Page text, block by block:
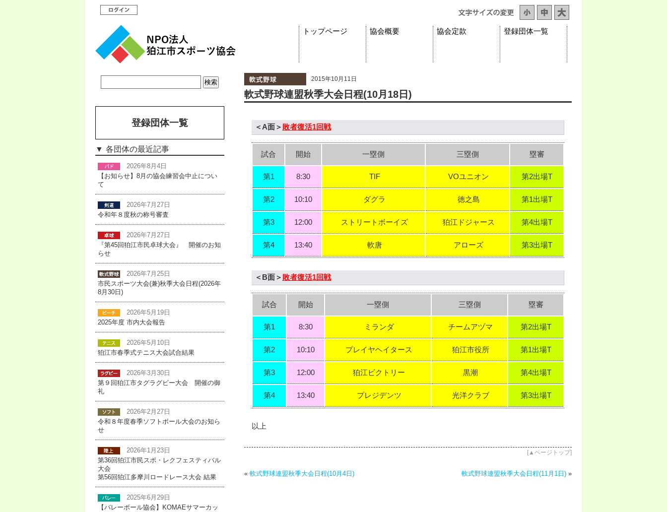
トップページ 協会概要 協会定款 登録団体一覧
2015年10月11日
軟式野球連盟秋季大会日程(10月18日)
＜A面＞ 敗者復活1回戦
試合 開始 一塁側 三塁側 塁審
第1 8:30 TIF VOユニオン 第2出場T
第2 10:10 ダグラ 徳之島 第1出場T
第3 12:00 ストリートボーイズ 狛江ドジャース 第4出場T
第4 13:40 軟唐 アローズ 第3出場T
＜B面＞ 敗者復活1回戦
試合 開始 一塁側 三塁側 塁審
第1 8:30 ミランダ チームアヅマ 第2出場T
第2 10:10 プレイヤヘイタース 狛江市役所 第1出場T
第3 12:00 狛江ビクトリー 黒潮 第4出場T
第4 13:40 プレジデンツ 光洋クラブ 第3出場T
以上
[ ▲ページトップ]
« 軟式野球連盟秋季大会日程(10月4日) 軟式野球連盟秋季大会日程(11月1日) »
登録団体一覧
各団体の最近記事
2026年8月4日
【お知らせ】8月の協会練習会中止につい
て
2026年7月27日
令和年８度秋の称号審査
2026年7月27日
『第45回狛江市民卓球大会』 開催のお知
らせ
2026年7月25日
市民スポーツ大会(兼)秋季大会日程(2026年
8月30日)
2026年5月19日
2025年度 市内大会報告
2026年5月10日
狛江市春季式テニス大会試合結果
2026年3月30日
第９回狛江市タグラグビー大会 開催の御
礼
2026年2月27日
令和８年度春季ソフトボール大会のお知ら
せ
2026年1月23日
第36回狛江市民スポ・レクフェスティバル
大会
第56回狛江多摩川ロードレース大会 結果
2025年6月29日
【バレーボール協会】KOMAEサマーカッ